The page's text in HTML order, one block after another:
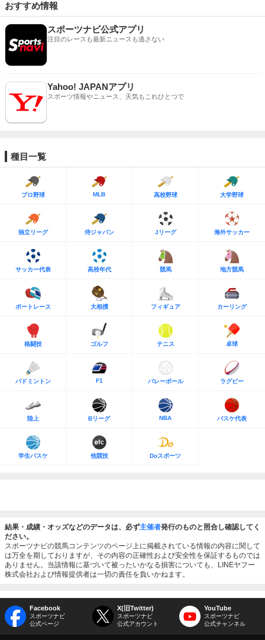
おすすめ情報
スポーツナビ公式アプリ
注目のレースも最新ニュースも逃さない
Yahoo! JAPANアプリ
スポーツ情報やニュース、天気もこれひとつで
種目一覧
プロ野球 MLB 高校野球 大学野球
独立リーグ 侍ジャパン Jリーグ 海外サッカー
サッカー代表 高校年代 競馬 地方競馬
ボートレース 大相撲 フィギュア カーリング
格闘技 ゴルフ テニス 卓球
バドミントン F1 バレーボール ラグビー
陸上 Bリーグ NBA バスケ代表
学生バスケ 他競技 Doスポーツ
結果・成績・オッズなどのデータは、必ず主催者発行のものと照合し確認してく
ださい。
スポーツナビの競馬コンテンツのページ上に掲載されている情報の内容に関して
は万全を期しておりますが、その内容の正確性および安全性を保証するものでは
ありません。当該情報に基づいて被ったいかなる損害についても、LINEヤフー
株式会社および情報提供者は一切の責任を負いかねます。
Facebook
スポーツナビ
公式ページ
X(旧Twitter)
スポーツナビ
公式アカウント
YouTube
スポーツナビ
公式チャンネル